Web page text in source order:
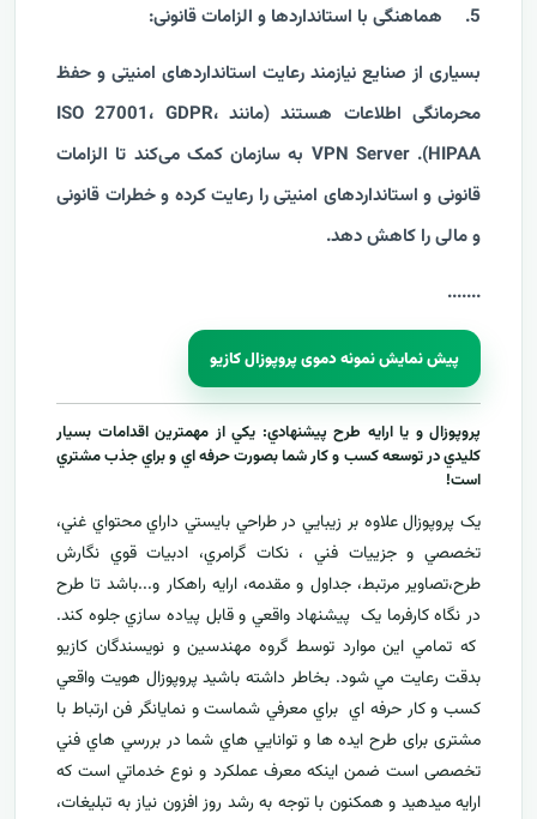
5. هماهنگی با استانداردها و الزامات قانونی:
بسیاری از صنایع نیازمند رعایت استانداردهای امنیتی و حفظ
محرمانگی اطلاعات هستند (مانند ISO 27001، GDPR،
HIPAA). VPN Server به سازمان کمک می‌کند تا الزامات
قانونی و استانداردهای امنیتی را رعایت کرده و خطرات قانونی
و مالی را کاهش دهد.
...
....
پیش نمایش نمونه دموی پروپوزال کازیو
پروپوزال و يا ارايه طرح پيشنهادي: يکي از مهمترين اقدامات بسيار
کليدي در توسعه کسب و کار شما بصورت حرفه اي و براي جذب مشتري
است!
يک پروپوزال علاوه بر زيبايي در طراحي بايستي داراي محتواي غني،
تخصصي و جزييات فني ، نکات گرامري، ادبيات قوي نگارش
طرح،تصاوير مرتبط، جداول و مقدمه، ارایه راهکار و...باشد تا طرح
در نگاه کارفرما يک پيشنهاد واقعي و قابل پياده سازي جلوه کند.
که تمامي اين موارد توسط گروه مهندسين و نويسندگان کازيو
بدقت رعايت مي شود. بخاطر داشته باشيد پروپوزال هويت واقعي
کسب و کار حرفه اي براي معرفيشماست و نمایانگر فن ارتباط با
مشتری برای طرح ايده ها و توانايي هاي شما در بررسي هاي فني
تخصصی است ضمن اینکه معرف عملکرد و نوع خدماتي است که
ارايه ميدهید و همکنون با توجه به رشد روز افزون نياز به تبليغات،